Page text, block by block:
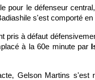
pour le défenseur
s'est comporté en
pris à défaut
à la 60e minute par
Gelson Martins s'est